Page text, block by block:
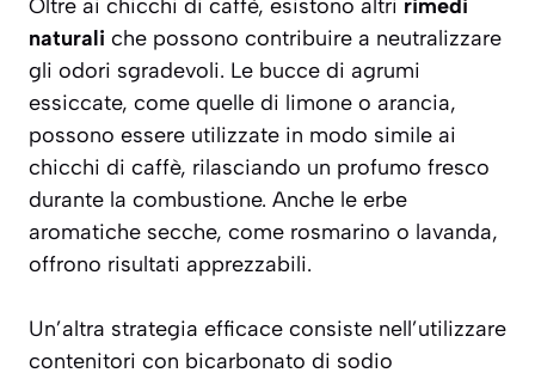
Oltre ai chicchi di caffè, esistono altri rimedi
naturali che possono contribuire a neutralizzare
gli odori sgradevoli. Le bucce di agrumi
essiccate, come quelle di limone o arancia,
possono essere utilizzate in modo simile ai
chicchi di caffè, rilasciando un profumo fresco
durante la combustione. Anche le erbe
aromatiche secche, come rosmarino o lavanda,
offrono risultati apprezzabili.
Un’altra strategia efficace consiste nell’utilizzare
contenitori con bicarbonato di sodio